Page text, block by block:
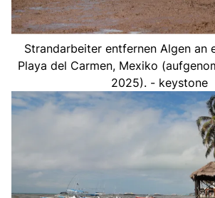
Strandarbeiter entfernen Algen an
Playa del Carmen, Mexiko
2025). - keystone